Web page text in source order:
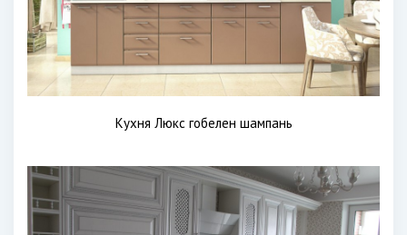
Кухня Люкс гобелен шампань